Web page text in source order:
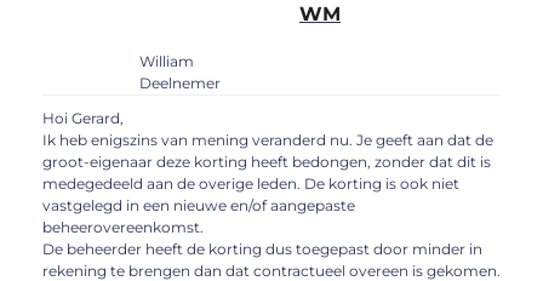
WM
William
Deelnemer
Hoi Gerard,
Ik heb enigszins van mening veranderd nu. Je geeft aan dat de
groot-eigenaar deze korting heeft bedongen, zonder dat dit is
medegedeeld aan de overige leden. De korting is ook niet
vastgelegd in een nieuwe en/of aangepaste
beheerovereenkomst.
De beheerder heeft de korting dus toegepast door minder in
rekening te brengen dan dat contractueel overeen is gekomen.